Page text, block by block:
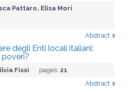
Pattaro, Elisa Mori
Abstract ∨
degli Enti locali italiani:
poveri?
Fissi pages: 21
Abstract ∨